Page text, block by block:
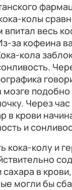
колы
впитал весь
за кофеина
кола
мозге
Через
в крови
и
кока-колу и
сахара в
могли бы